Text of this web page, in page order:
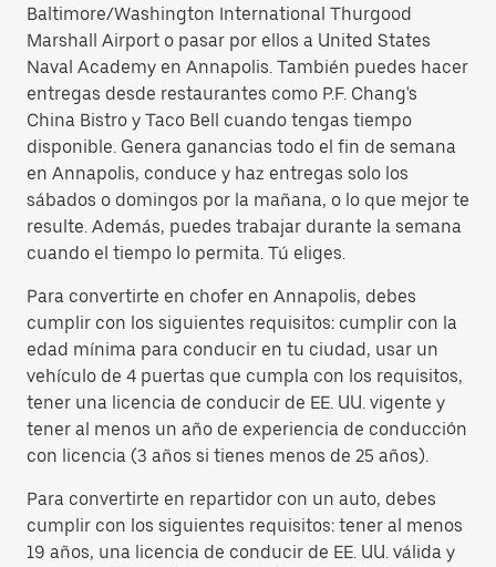
Baltimore/Washington International Thurgood
Marshall Airport o pasar por ellos a United States
Naval Academy en Annapolis. También puedes hacer
entregas desde restaurantes como P.F. Chang's
China Bistro y Taco Bell cuando tengas tiempo
disponible. Genera ganancias todo el fin de semana
en Annapolis, conduce y haz entregas solo los
sábados o domingos por la mañana, o lo que mejor te
resulte. Además, puedes trabajar durante la semana
cuando el tiempo lo permita. Tú eliges.
Para convertirte en chofer en Annapolis, debes
cumplir con los siguientes requisitos: cumplir con la
edad mínima para conducir en tu ciudad, usar un
vehículo de 4 puertas que cumpla con los requisitos,
tener una licencia de conducir de EE. UU. vigente y
tener al menos un año de experiencia de conducción
con licencia (3 años si tienes menos de 25 años).
Para convertirte en repartidor con un auto, debes
cumplir con los siguientes requisitos: tener al menos
19 años, una licencia de conducir de EE. UU. válida y